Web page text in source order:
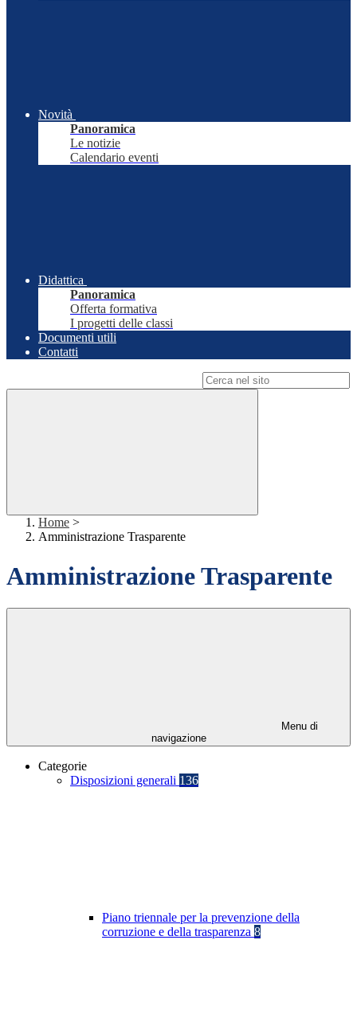
Novità
Panoramica
Le notizie
Calendario eventi
Didattica
Panoramica
Offerta formativa
I progetti delle classi
Documenti utili
Contatti
Home >
Amministrazione Trasparente
Amministrazione Trasparente
Menu di
navigazione
Categorie
Disposizioni generali 136
Piano triennale per la prevenzione della
corruzione e della trasparenza 8